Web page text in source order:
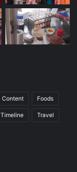
Content Foods
Timeline Travel